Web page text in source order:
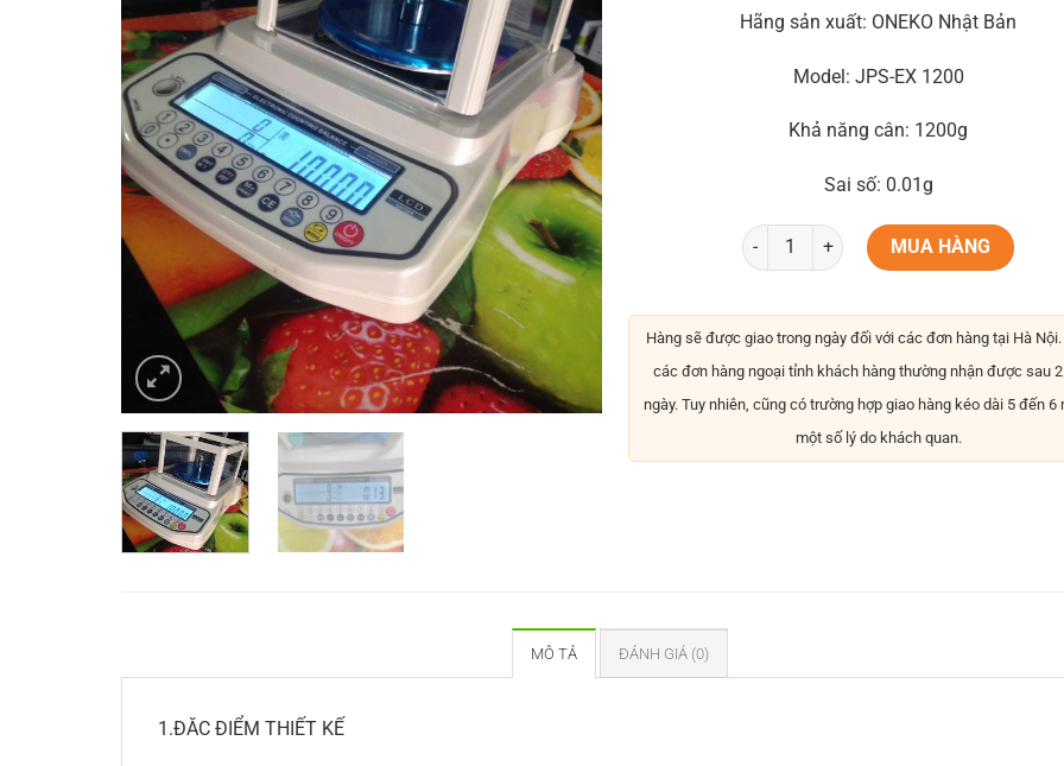
Hãng sản xuất: ONEKO Nhật Bản
Model: JPS-EX 1200
Khả năng cân: 1200g
Sai số: 0.01g
MUA HÀNG
Hàng sẽ được giao trong ngày đối với các đơn hàng tại Hà
các đơn hàng ngoại tỉnh khách hàng thường nhận được sau
ngày. Tuy nhiên, cũng có trường hợp giao hàng kéo dài 5 đến 6
một số lý do khách quan.
MÔ TẢ ĐÁNH GIÁ (0)
1.ĐĂC ĐIỂM THIẾT KẾ